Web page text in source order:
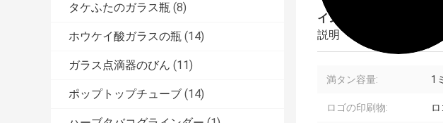
タケふたのガラス瓶 (8)
ホウケイ酸ガラスの瓶 (14)
ガラス点滴器のびん (11)
ポップトップチューブ (14)
インド大麻CBDオイル
説明
満タン容量: 1
ロゴの印刷物: